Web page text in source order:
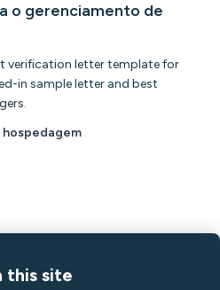
o gerenciamento de
verification letter template for
in sample letter and best
hospedagem
this site